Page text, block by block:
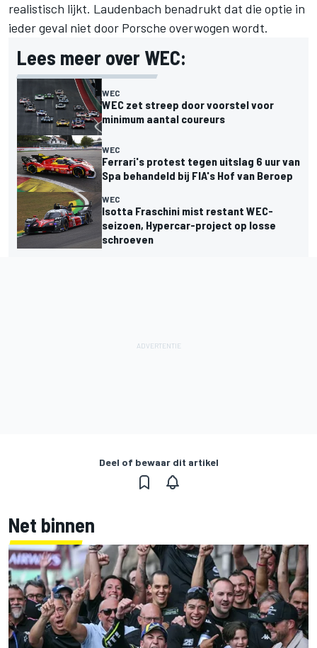
realistisch lijkt. Laudenbach benadrukt dat die optie in
ieder geval niet door Porsche overwogen wordt.
Lees meer over WEC:
WEC
WEC zet streep door voorstel voor
minimum aantal coureurs
WEC
Ferrari's protest tegen uitslag 6 uur van
Spa behandeld bij FIA's Hof van Beroep
WEC
Isotta Fraschini mist restant WEC-
seizoen, Hypercar-project op losse
schroeven
Deel of bewaar dit artikel
Net binnen